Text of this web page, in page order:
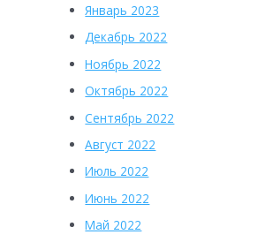
Январь 2023
Декабрь 2022
Ноябрь 2022
Октябрь 2022
Сентябрь 2022
Август 2022
Июль 2022
Июнь 2022
Май 2022